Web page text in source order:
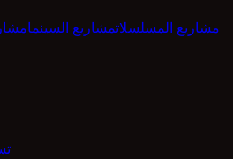
مشاريع المسلسلاتمشاريع السينما